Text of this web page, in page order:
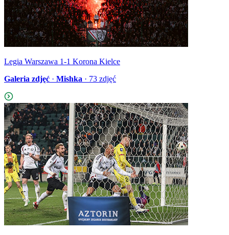
Legia Warszawa 1-1 Korona Kielce
Galeria zdjęć · Mishka · 73 zdjęć